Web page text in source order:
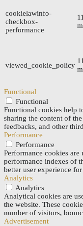
cookielawinfo-
checkbox-
performance
11
viewed_cookie_policy
11
Functional
Functional
Functional cookies help
sharing the content of
feedbacks, and other
Performance
Performance
Performance cookies are
performance indexes of
better user experience
Analytics
Analytics
Analytical cookies are
the website. These
number of visitors,
Advertisement